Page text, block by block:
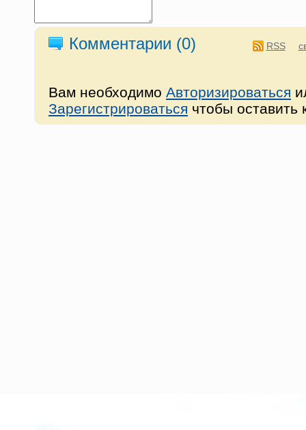
Комментарии (0) RSS
Вам необходимо Авторизироваться
Зарегистрироваться чтобы оставить